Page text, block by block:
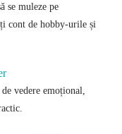
se muleze pe
cont de hobby-urile și
vedere emoțional,